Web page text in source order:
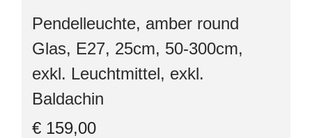
Pendelleuchte, amber round
Glas, E27, 25cm, 50-300cm,
exkl. Leuchtmittel, exkl.
Baldachin
€ 159,00